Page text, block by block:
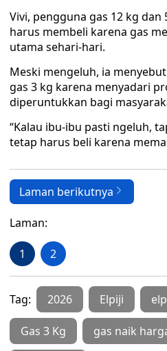
Vivi, pengguna gas 12 kg
harus membeli karena gas
utama sehari-hari.
Meski mengeluh, ia
gas 3 kg karena menyadari
diperuntukkan bagi
“Kalau ibu-ibu pasti ngeluh,
tetap harus beli karena
Laman berikutnya
Laman:
1 2
Tag: 2026 Elpiji
Gas 3 Kg gas naik